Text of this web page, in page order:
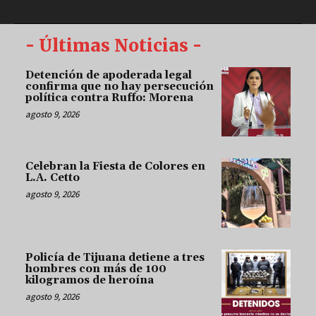
- Últimas Noticias -
Detención de apoderada legal
confirma que no hay persecución
política contra Ruffo: Morena
agosto 9, 2026
Celebran la Fiesta de Colores en
L.A. Cetto
agosto 9, 2026
Policía de Tijuana detiene a tres
hombres con más de 100
kilogramos de heroína
agosto 9, 2026